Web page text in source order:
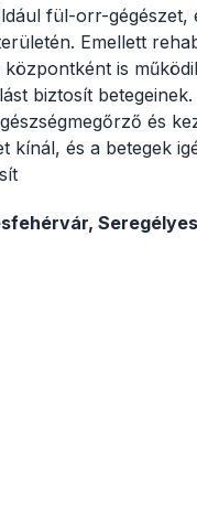
fül-orr-gégészet,
Emellett
központként is
biztosít
és
kínál, és a betegek